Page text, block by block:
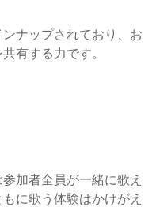
ナップされており、お
有する力です。
加者全員が一緒に歌え
に歌う体験はかけがえ